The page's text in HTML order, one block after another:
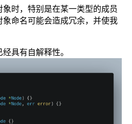
时，特别是在某一类型的成员
命名可能会造成冗余，并使我
具有自解释性。